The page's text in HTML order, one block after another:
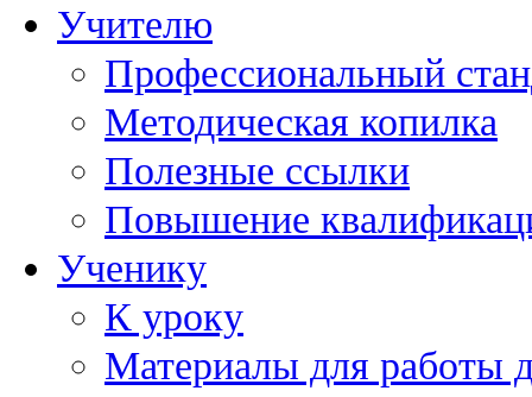
Учителю
Профессиональный
Методическая копилка
Полезные ссылки
Повышение
Ученику
К уроку
Материалы для работы